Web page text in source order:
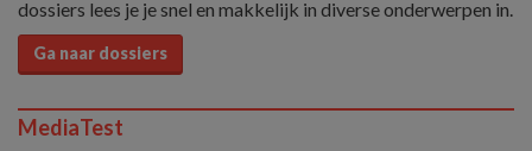
dossiers lees je je snel en makkelijk in diverse onderwerpen in.
Ga naar dossiers
MediaTest